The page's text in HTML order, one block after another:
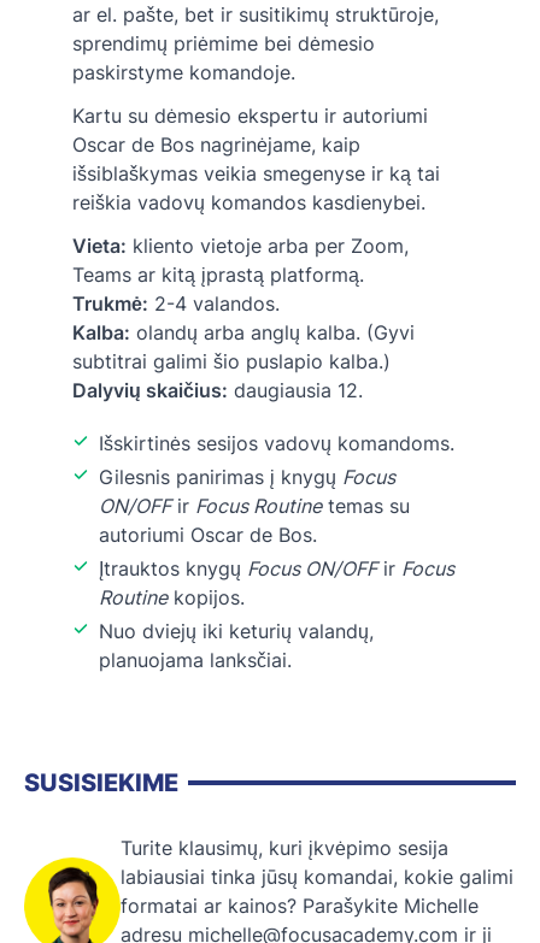
ar el. pašte, bet ir susitikimų struktūroje,
sprendimų priėmime bei dėmesio
paskirstyme komandoje.
Kartu su dėmesio ekspertu ir autoriumi
Oscar de Bos nagrinėjame, kaip
išsiblaškymas veikia smegenyse ir ką tai
reiškia vadovų komandos kasdienybei.
Vieta: kliento vietoje arba per Zoom,
Teams ar kitą įprastą platformą.
Trukmė: 2-4 valandos.
Kalba: olandų arba anglų kalba. (Gyvi
subtitrai galimi šio puslapio kalba.)
Dalyvių skaičius: daugiausia 12.
Išskirtinės sesijos vadovų komandoms.
Gilesnis panirimas į knygų Focus
ON/OFFir Focus Routinetemas su
autoriumi Oscar de Bos.
Įtrauktos knygų Focus ON/OFFir Focus
Routinekopijos.
Nuo dviejų iki keturių valandų,
planuojama lanksčiai.
SUSISIEKIME
Turite klausimų, kuri įkvėpimo sesija
labiausiai tinka jūsų komandai, kokie galimi
formatai ar kainos? Parašykite Michelle
adresu michelle@focusacademy.com ir ji